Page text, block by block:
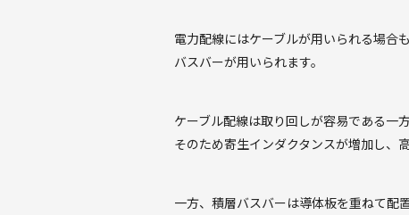
電力配線にはケーブルが用いられる場合
バスバーが用いられます。
ケーブル配線は取り回しが容易である一
そのため寄生インダクタンスが増加し、
一方、積層バスバーは導体板を重ねて配